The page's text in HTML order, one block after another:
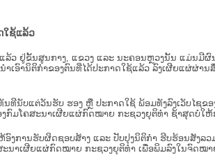
ໃຊ້ແລ້ວ
ວ ຢູ່ຂັ້ນ​ສູນ​ກາງ, ແຂວງ ແລະ ນະຄອນຫຼວງນັ້ນ ແມ່ນມີ
ອົານິຕິກຳຂອງຕົນທີ່ໄດ້ປະກາດໃຊ້ແລ້ວ ລົງ​ເຜີຍແຜ່​ຜ່າ
ນັບແຕ່ວັນຮັບ ຮອງ ຫຼື ປະກາດໃຊ້ ພ້ອມທັງລົງເວັບໄຊ
ມໂຄສະນາເຜີຍແຜ່ກົດໝາຍ ກະຊວງຍຸຕິທໍາ ຊ້າສຸດບໍ່ໃຫ້
ການ​ຮັບ​ຜິດ​ຊອບ​ສ້າງ ແລະ ປັບ​ປຸງນິ​ຕິ​ກຳ ຮີບຮ້ອນສັງລ
ນາເຜີຍແຜ່ກົດໝາຍ ກະຊວງຍຸຕິທໍາ ເພື່ອພິມລົງໃນຈົດໝ